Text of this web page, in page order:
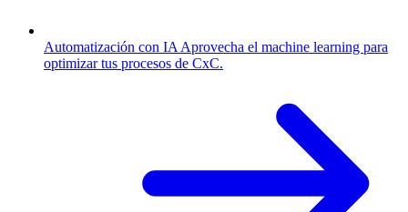
Automatización con IA Aprovecha el machine learning para
optimizar tus procesos de CxC.